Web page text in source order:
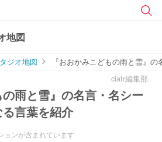
地図
ジオ地図
『おおかみこどもの雨と雪』
ciatr編集部
の雨と雪』の名言・名シー
言葉を紹介
ョンが含まれています